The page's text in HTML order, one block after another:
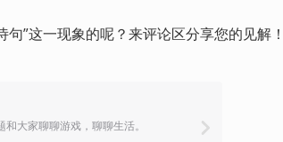
”这一现象的呢？来评论区分享您的见解
大家聊聊游戏，聊聊生活。